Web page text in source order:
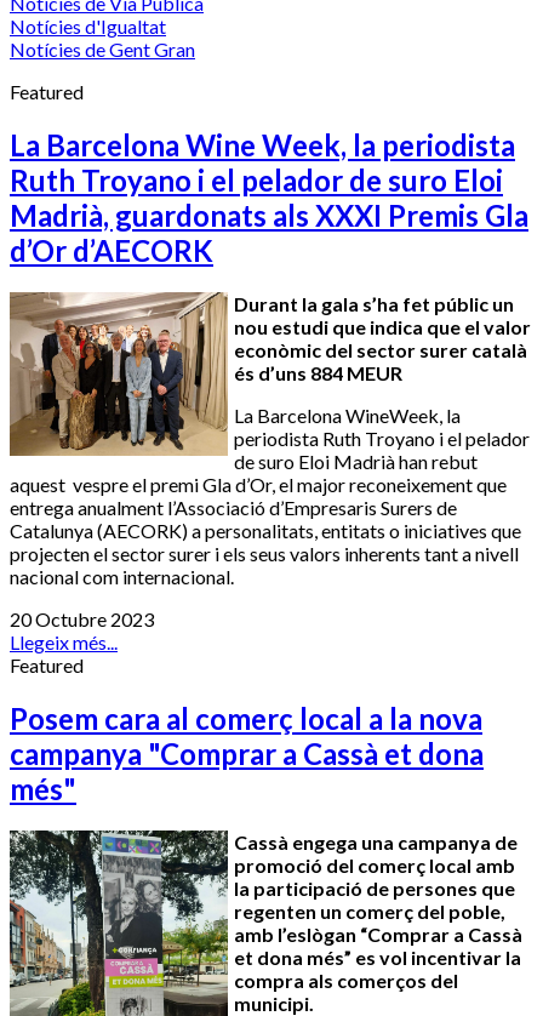
Notícies d'Igualtat
Notícies de Gent Gran
Featured
La Barcelona Wine Week, la periodista
Ruth Troyano i el pelador de suro Eloi
Madrià, guardonats als XXXI Premis Gla
d’Or d’AECORK
Durant la gala s’ha fet públic un
nou estudi que indica que el valor
econòmic del sector surer català
és d’uns 884 MEUR
La Barcelona WineWeek, la
periodista Ruth Troyano i el pelador
de suro Eloi Madrià han rebut
aquest vespre el premi Gla d’Or, el major reconeixement que
entrega anualment l’Associació d’Empresaris Surers de
Catalunya (AECORK) a personalitats, entitats o iniciatives que
projecten el sector surer i els seus valors inherents tant a nivell
nacional com internacional.
20 Octubre 2023
Llegeix més...
Featured
Posem cara al comerç local a la nova
campanya "Comprar a Cassà et dona
més"
Cassà engega una campanya de
promoció del comerç local amb
la participació de persones que
regenten un comerç del poble,
amb l’eslògan “Comprar a Cassà
et dona més” es vol incentivar la
compra als comerços del
municipi.